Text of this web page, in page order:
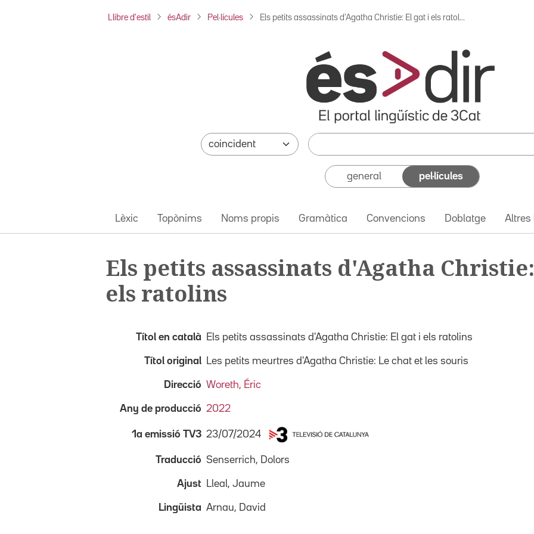
Llibre d'estil ésAdir Pel·lícules Els petits assassinats d'Agatha Christie: El gat i els ratol...
general pel·lícules
Lèxic Topònims Noms propis Gramàtica Convencions Doblatge Altres
Els petits assassinats d'Agatha
els ratolins
Títol en català Els petits assassinats d'Agatha Christie: El gat i els ratolins
Títol original Les petits meurtres d'Agatha Christie: Le chat et les souris
Direcció Woreth, Éric
Any de producció 2022
1a emissió TV3 23/07/2024
Traducció Senserrich, Dolors
Ajust Lleal, Jaume
Lingüista Arnau, David